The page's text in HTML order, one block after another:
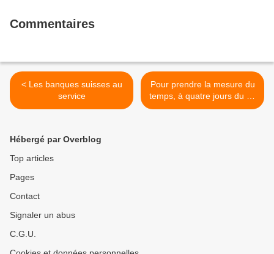
Commentaires
< Les banques suisses au
service
Pour prendre la mesure du
temps, à quatre jours du 18
mars >
Hébergé par Overblog
Top articles
Pages
Contact
Signaler un abus
C.G.U.